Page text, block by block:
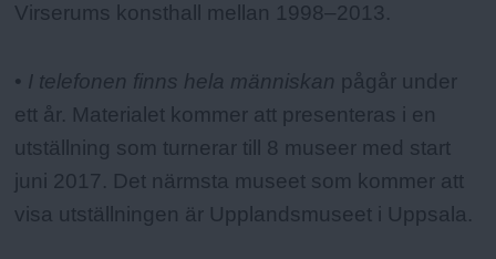
Virserums konsthall mellan 1998–2013.
• I telefonen finns hela människan pågår under
ett år. Materialet kommer att presenteras i en
utställning som turnerar till 8 museer med start
juni 2017. Det närmsta museet som kommer att
visa utställningen är Upplandsmuseet i Uppsala.